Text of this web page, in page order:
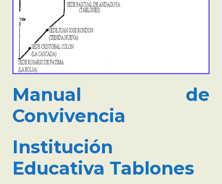
Manual de
Convivencia
Institución
Educativa Tablones